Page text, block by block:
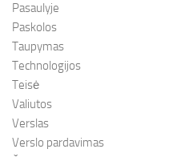
Pasaulyje
Paskolos
Taupymas
Technologijos
Teisė
Valiutos
Verslas
Verslo pardavimas